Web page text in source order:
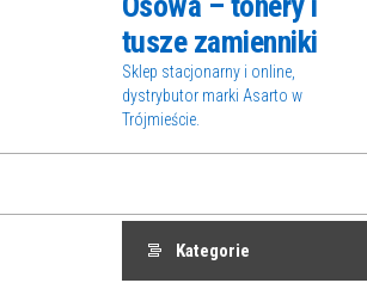
tusze zamienniki
Sklep stacjonarny i online,
dystrybutor marki Asarto w
Trójmieście.
Kategorie